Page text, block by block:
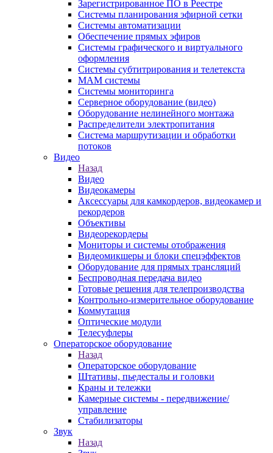
Зарегистрированное ПО в Реестре
Системы планирования эфирной сетки
Системы автоматизации
Обеспечение прямых эфиров
Системы графического и виртуального
оформления
Системы субтитрирования и телетекста
MAM системы
Системы мониторинга
Серверное оборудование (видео)
Оборудование нелинейного монтажа
Распределители электропитания
Система маршрутизации и обработки
потоков
Видео
Назад
Видео
Видеокамеры
Аксессуары для камкордеров, видеокамер и
рекордеров
Объективы
Видеорекордеры
Мониторы и системы отображения
Видеомикшеры и блоки спецэффектов
Оборудование для прямых трансляций
Беспроводная передача видео
Готовые решения для телепроизводства
Контрольно-измерительное оборудование
Коммутация
Оптические модули
Телесуфлеры
Операторское оборудование
Назад
Операторское оборудование
Штативы, пьедесталы и головки
Краны и тележки
Камерные системы - передвижение/
управление
Стабилизаторы
Звук
Назад